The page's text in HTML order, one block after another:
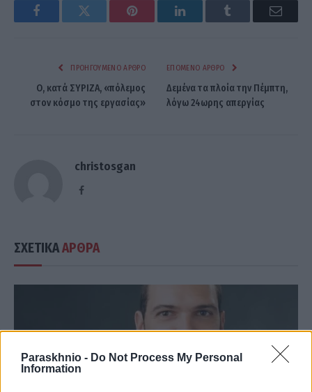
Paraskhnio - Do Not Process My Personal
Information
FacebookTwitter Pinterest LinkedInTumblr Email
ΠΡΟΗΓΟΎΜΕΝΟ ΆΡΘΡΟ
O, κατά ΣΥΡΙΖΑ, «πόλεμος
στον κόσμο της εργασίας»
ΕΠΌΜΕΝΟ ΆΡΘΡΟ
Δεμένα τα πλοία την Πέμπτη,
λόγω 24ωρης απεργίας
christosgan
Facebook
ΣΧΕΤΙΚΑΑΡΘΡΑ